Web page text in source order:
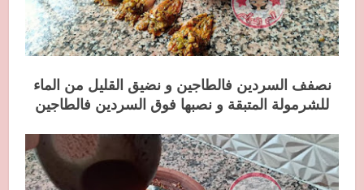
نصفف السردين فالطاجين و نضيق القليل من الماء
للشرمولة المتبقة و نصبها فوق السردين فالطاجين